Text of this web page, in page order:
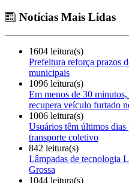
Notícias Mais Lidas
1604 leitura(s)
Prefeitura reforça prazos
municipais
1096 leitura(s)
Em menos de 30
recupera veículo furtado
1006 leitura(s)
Usuários têm últimos
transporte coletivo
842 leitura(s)
Lâmpadas de tecnologia
Grossa
1044 leitura(s)